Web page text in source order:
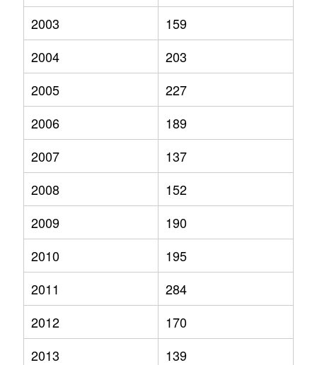
2003
159
2004
203
2005
227
2006
189
2007
137
2008
152
2009
190
2010
195
2011
284
2012
170
2013
139